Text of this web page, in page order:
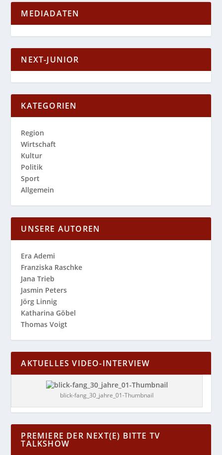
MEDIADATEN
NEXT-JUNIOR
KATEGORIEN
Region
Wirtschaft
Kultur
Politik
Sport
Allgemein
UNSERE AUTOREN
Era Ademi
Franziska Raschke
Jana Trieb
Jasmin Peters
Jörg Linnig
Katharina Göbel
Thomas Voigt
AKTUELLES VIDEO-INTERVIEW
blick-fang_30_jahre_01-Thumbnail
PREMIERE DER NEXT(E) BITTE TV
TALKSHOW